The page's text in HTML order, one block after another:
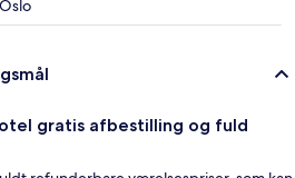
gratis afbestilling og fuld